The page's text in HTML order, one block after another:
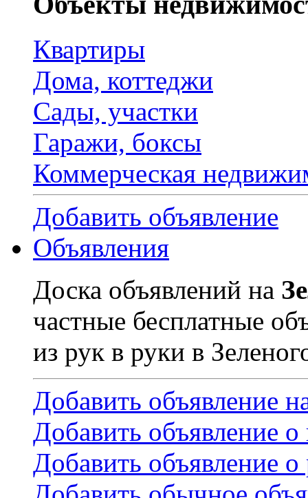
Квартиры
Дома, коттеджи
Сады, участки
Гаражи, боксы
Коммерческая
Добавить объявление
Объявления
Доска объявлений на
частные бесплатные
из рук в руки в
Добавить объявление
Добавить объявление
Добавить объявление о